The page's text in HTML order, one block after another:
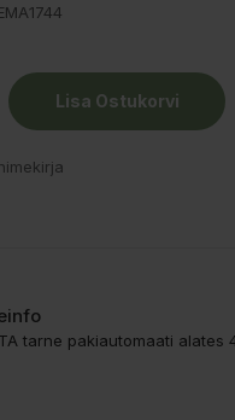
Lisa Ostukorvi
tarne pakiautomaati alates